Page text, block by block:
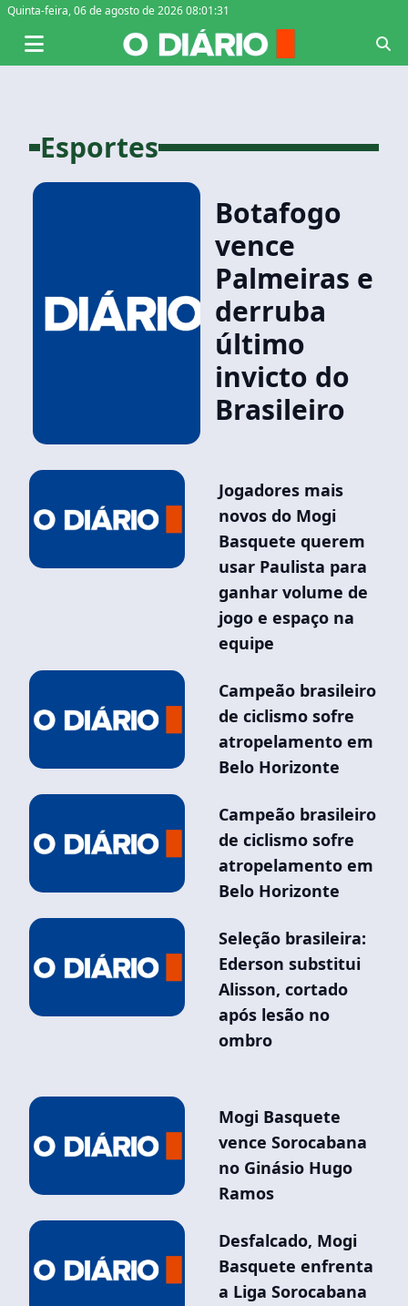
Quinta-feira,06 de agosto de 2026 08:01:31
Esportes
Botafogo
vence
Palmeiras e
derruba
último
invicto do
Brasileiro
Jogadores mais
novos do Mogi
Basquete querem
usar Paulista para
ganhar volume de
jogo e espaço na
equipe
Campeão brasileiro
de ciclismo sofre
atropelamento em
Belo Horizonte
Campeão brasileiro
de ciclismo sofre
atropelamento em
Belo Horizonte
Seleção brasileira:
Ederson substitui
Alisson, cortado
após lesão no
ombro
Mogi Basquete
vence Sorocabana
no Ginásio Hugo
Ramos
Desfalcado, Mogi
Basquete enfrenta
a Liga Sorocabana